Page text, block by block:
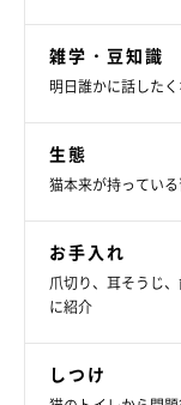
雑学・豆知識
明日誰かに話した
生態
猫本来が持ってい
お手入れ
爪切り、耳そうじ
に紹介
しつけ